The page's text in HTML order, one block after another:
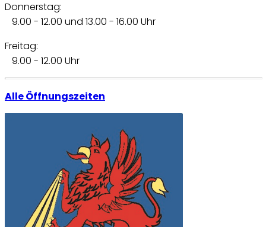
Donnerstag:
9.00 - 12.00 und 13.00 - 16.00 Uhr
Freitag:
9.00 - 12.00 Uhr
Alle Öffnungszeiten